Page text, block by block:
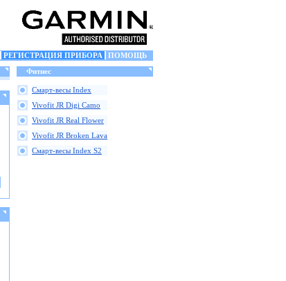
РЕГИСТРАЦИЯ ПРИБОРА
ПОМОЩЬ
Фитнес
Смарт-весы Index
Vivofit JR Digi Camo
Vivofit JR Real Flower
Vivofit JR Broken Lava
Смарт-весы Index S2